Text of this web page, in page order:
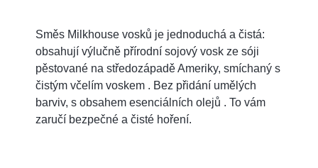
Směs Milkhouse vosků je jednoduchá a čistá:
obsahují výlučně přírodní sojový vosk ze sóji
pěstované na středozápadě Ameriky, smíchaný s
čistým včelím voskem . Bez přidání umělých
barviv, s obsahem esenciálních olejů . To vám
zaručí bezpečné a čisté hoření.